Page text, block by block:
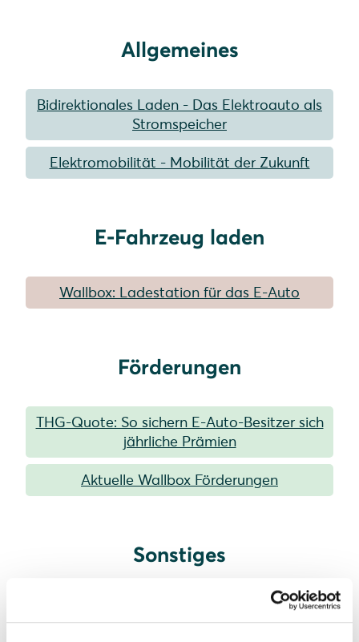
Allgemeines
Bidirektionales Laden - Das Elektroauto als
Stromspeicher
Elektromobilität - Mobilität der Zukunft
E-Fahrzeug laden
Wallbox: Ladestation für das E-Auto
Förderungen
THG-Quote: So sichern E-Auto-Besitzer sich
jährliche Prämien
Aktuelle Wallbox Förderungen
Sonstiges